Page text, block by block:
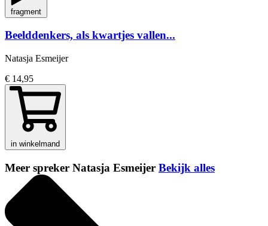
fragment
Beelddenkers, als kwartjes vallen...
Natasja Esmeijer
€ 14,95
in winkelmand
Meer spreker Natasja Esmeijer Bekijk alles